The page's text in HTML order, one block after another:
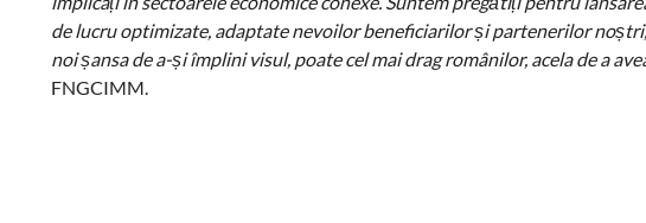
de lucru optimizate, adaptate nevoilor beneficiarilor și partenerilor
noi șansa de a-și împlini visul, poate cel mai drag românilor, acela de a
FNGCIMM.